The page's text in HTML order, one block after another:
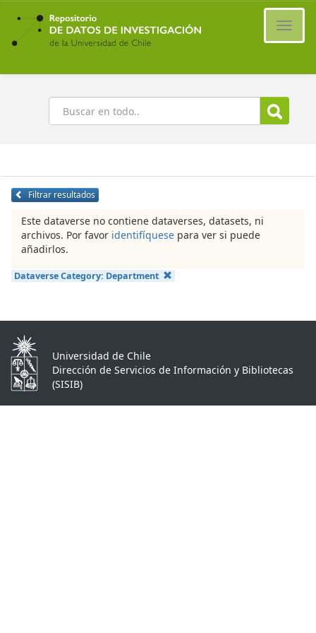
Ir
contenido
principal
Buscar
Filtrar resultados
Este dataverse no contiene dataverses, datasets, ni
archivos. Por favor identifíquese para ver si puede
añadirlos.
Dataverse Category: Department
Universidad de Chile
Dirección de Servicios de Información y Bibliotecas
(SISIB)